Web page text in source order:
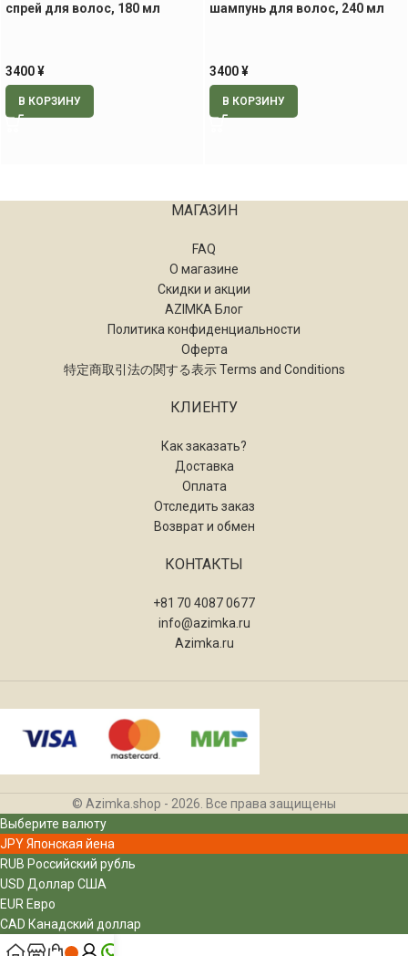
спрей для волос, 180 мл
3400¥
В КОРЗИНУ
шампунь для волос, 240 мл
3400¥
В КОРЗИНУ
МАГАЗИН
FAQ
О магазине
Скидки и акции
AZIMKA Блог
Политика конфиденциальности
Оферта
特定商取引法の関する表示 Terms and Conditions
КЛИЕНТУ
Как заказать?
Доставка
Оплата
Отследить заказ
Возврат и обмен
КОНТАКТЫ
+81 70 4087 0677
info@azimka.ru
Azimka.ru
© Azimka.shop - 2026. Все права защищены
Выберите валюту
JPYЯпонская йена
RUB Российский рубль
USD Доллар США
EUR Евро
CAD Канадский доллар